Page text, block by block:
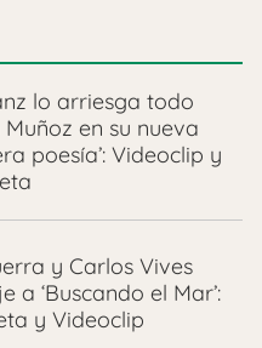
lo arriesga todo
en su nueva
poesía’: Videoclip y
y Carlos Vives
a ‘Buscando el Mar’:
y Videoclip